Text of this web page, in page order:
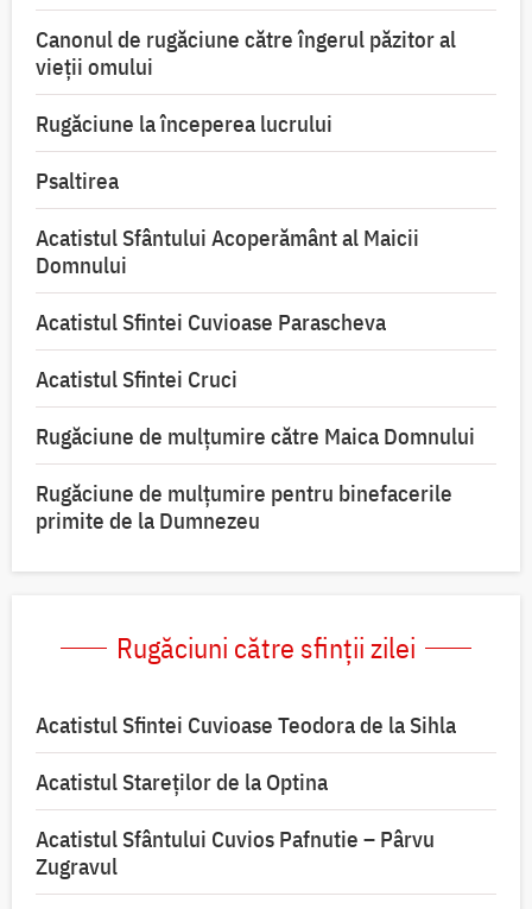
Canonul de rugăciune către îngerul păzitor al
vieții omului
Rugăciune la începerea lucrului
Psaltirea
Acatistul Sfântului Acoperământ al Maicii
Domnului
Acatistul Sfintei Cuvioase Parascheva
Acatistul Sfintei Cruci
Rugăciune de mulţumire către Maica Domnului
Rugăciune de mulțumire pentru binefacerile
primite de la Dumnezeu
Rugăciuni către sfinții zilei
Acatistul Sfintei Cuvioase Teodora de la Sihla
Acatistul Stareţilor de la Optina
Acatistul Sfântului Cuvios Pafnutie – Pârvu
Zugravul